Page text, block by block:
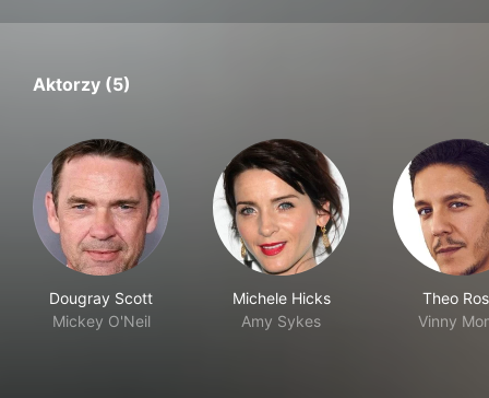
Aktorzy (5)
Dougray Scott
Mickey O'Neil
Michele Hicks
Amy Sykes
Theo
Vinny